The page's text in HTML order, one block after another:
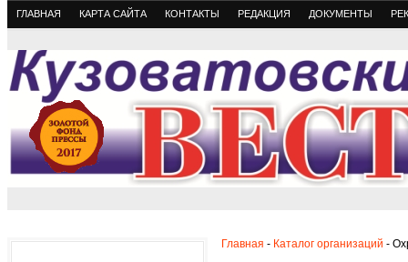
ГЛАВНАЯ КАРТА САЙТА КОНТАКТЫ РЕДАКЦИЯ ДОКУМЕНТЫ
Главная - Каталог организаций -